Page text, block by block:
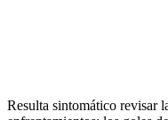
Resulta sintomático revisar